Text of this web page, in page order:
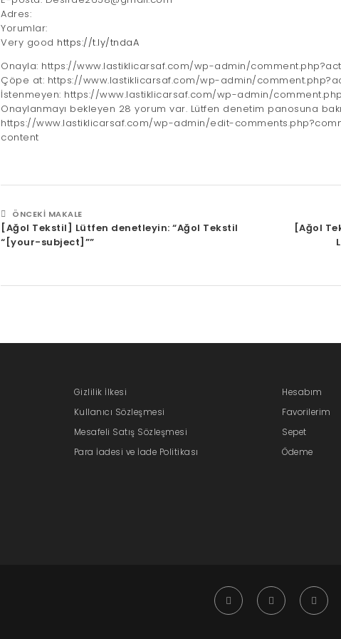
Adres:
Yorumlar:
Very good https://t.ly/tndaA
Onayla: https://www.lastiklicarsaf.com/wp-admin/
Çöpe at: https://www.lastiklicarsaf.com/wp-admin/
İstenmeyen: https://www.lastiklicarsaf.com/wp-admin/
Onaylanmayı bekleyen 28 yorum var. Lütfen denetim panosuna
https://www.lastiklicarsaf.com/wp-admin/edit-
content
ÖNCEKI MAKALE
[Ağol Tekstil] Lütfen denetleyin: “Ağol Tekstil
“[your-subject]””
[Ağol
Gizlilik İlkesi
Kullanıcı Sözleşmesi
Mesafeli Satış Sözleşmesi
Para İadesi ve İade Politikası
Hesabım
Favorilerim
Sepet
Ödeme